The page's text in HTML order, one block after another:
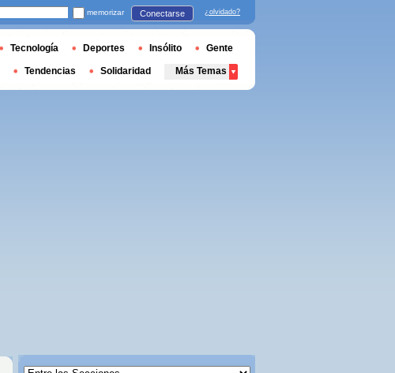
memorizar Conectarse ¿olvidado?
Tecnología Deportes Insólito Gente
Tendencias Solidaridad Más Temas